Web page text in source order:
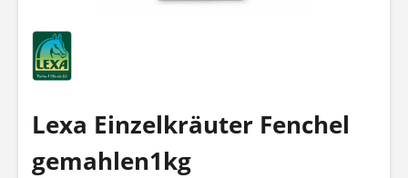
Lexa Einzelkräuter Fenchel
gemahlen1kg